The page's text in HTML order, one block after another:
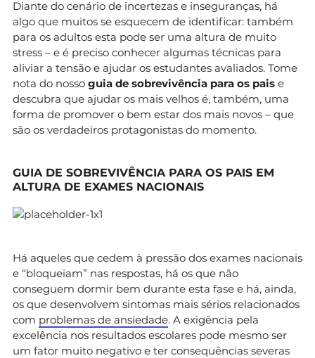
Diante do cenário de incertezas e inseguranças, há
algo que muitos se esquecem de identificar: também
para os adultos esta pode ser uma altura de muito
stress – e é preciso conhecer algumas técnicas para
aliviar a tensão e ajudar os estudantes avaliados. Tome
nota do nosso guia de sobrevivência para os pais e
descubra que ajudar os mais velhos é, também, uma
forma de promover o bem estar dos mais novos – que
são os verdadeiros protagonistas do momento.
GUIA DE SOBREVIVÊNCIA PARA OS PAIS EM
ALTURA DE EXAMES NACIONAIS
Há aqueles que cedem à pressão dos exames nacionais
e “bloqueiam” nas respostas, há os que não
conseguem dormir bem durante esta fase e há, ainda,
os que desenvolvem sintomas mais sérios relacionados
com problemas de ansiedade. A exigência pela
excelência nos resultados escolares pode mesmo ser
um fator muito negativo e ter consequências severas